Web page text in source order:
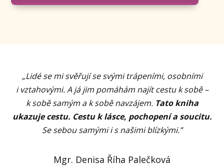
„Lidé se mi svěřují se svými trápeními, osobními
i vztahovými. A já jim pomáhám najít cestu k sobě –
k sobě samým a k sobě navzájem. Tato kniha
ukazuje cestu. Cestu k lásce, pochopení a soucitu.
Se sebou samými i s našimi blízkými.”
Mgr. Denisa Říha Palečková